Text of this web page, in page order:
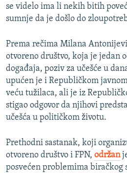
se videlo ima li nekih bitih
sumnje da je došlo do
Prema rečima Milana
otvoreno društvo, koja je jedan
događaja, poziv za učešće u
upućen je i Republičkom
veću tužilaca, ali je iz
stigao odgovor da njihovi
učešća u političkom životu.
Prethodni sastanak, koji
otvoreno društvo i FPN, održan
posvećen problemima biračkog